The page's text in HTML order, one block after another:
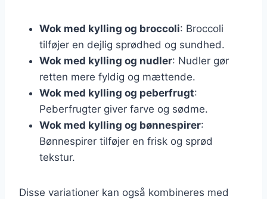
Wok med kylling og broccoli: Broccoli
tilføjer en dejlig sprødhed og sundhed.
Wok med kylling og nudler: Nudler gør
retten mere fyldig og mættende.
Wok med kylling og peberfrugt:
Peberfrugter giver farve og sødme.
Wok med kylling og bønnespirer:
Bønnespirer tilføjer en frisk og sprød
tekstur.
Disse variationer kan også kombineres med